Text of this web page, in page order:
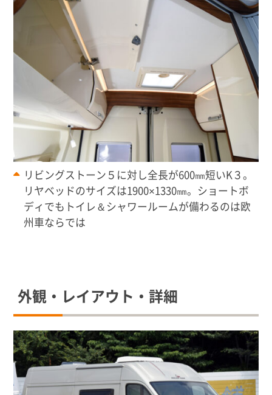
リビングストーン５に対し全長が600㎜短いK３。
リヤベッドのサイズは1900×1330㎜。ショートボ
ディでもトイレ＆シャワールームが備わるのは欧
州車ならでは
外観・レイアウト・詳細